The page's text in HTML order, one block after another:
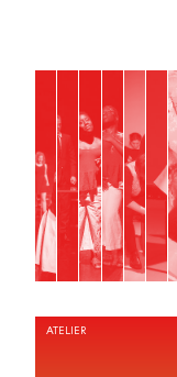
ATELIER